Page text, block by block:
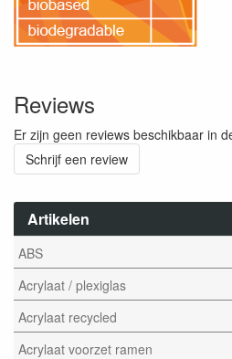
Artikelen
ABS
Acrylaat / plexiglas
Acrylaat recycled
Acrylaat voorzet ramen
Reviews
Er zijn geen reviews beschikbaar in
Schrijf een review